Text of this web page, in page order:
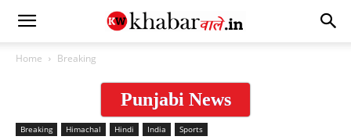
Home Breaking
Punjabi News
Breaking Himachal Hindi India Sports